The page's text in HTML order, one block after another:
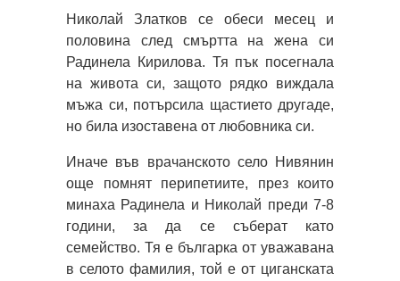
Николай Златков се обеси месец и
половина след смъртта на жена си
Радинела Кирилова. Тя пък посегнала
на живота си, защото рядко виждала
мъжа си, потърсила щастието другаде,
но била изоставена от любовника си.
Иначе във врачанското село Нивянин
още помнят перипетиите, през които
минаха Радинела и Николай преди 7-8
години, за да се съберат като
семейство. Тя е българка от уважавана
в селото фамилия, той е от циганската